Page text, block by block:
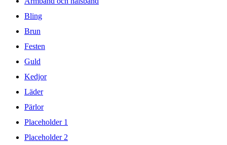
Bling
Brun
Festen
Guld
Kedjor
Läder
Pärlor
Placeholder 1
Placeholder 2